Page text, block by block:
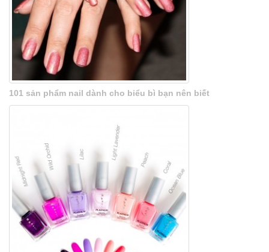
101 sản phẩm nail dành cho biểu bì bạn nên biết